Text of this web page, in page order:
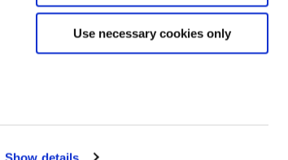
Show details
Use necessary cookies only